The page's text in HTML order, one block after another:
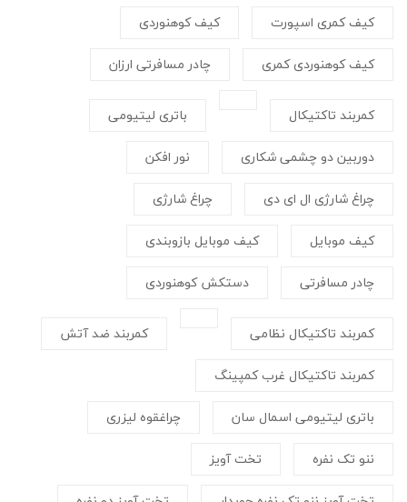
کیف کمری اسپورت
کیف کوهنوردی
کیف کوهنوردی کمری
چادر مسافرتی ارزان
کمربند تاکتیکال
باتری لیتیومی
دوربین دو چشمی شکاری
نور افکن
چراغ شارژی ال ای دی
چراغ شارژی
کیف موبایل
کیف موبایل بازوبندی
چادر مسافرتی
دستکش کوهنوردی
کمربند تاکتیکال نظامی
کمربند ضد آتش
کمربند تاکتیکال غرب کمپینگ
باتری لیتیومی اسمال سان
چراغقوه لیزری
ننو تک نفره
تخت آویز